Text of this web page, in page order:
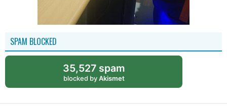
SPAM BLOCKED
35,527 spam
blocked byAkismet